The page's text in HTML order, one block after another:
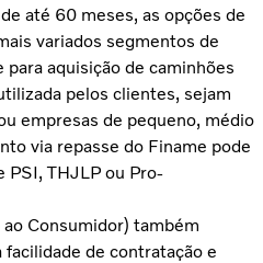
até 60 meses, as opções de
variados segmentos de
aquisição de caminhões
pelos clientes, sejam
empresas de pequeno, médio
via repasse do Finame pode
PSI, THJLP ou Pro-
Consumidor) também
de contratação e